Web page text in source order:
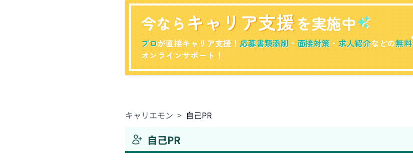
今ならキャリア支援を実施中
プロが直接キャリア支援！応募書類添削 ・面接対策 ・求人紹介などの無料
オンラインサポート！
キャリエモン > 自己PR
自己PR